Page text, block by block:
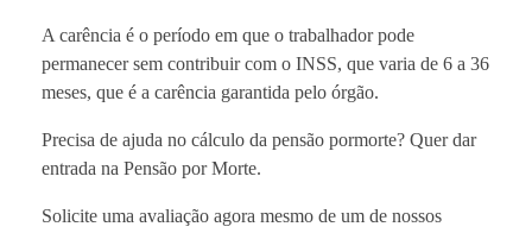
A carência é o período em que o trabalhador pode
permanecer sem contribuir com o INSS, que varia de 6 a 36
meses, que é a carência garantida pelo órgão.
Precisa de ajuda no cálculo da pensão pormorte? Quer dar
entrada na Pensão por Morte.
Solicite uma avaliação agora mesmo de um de nossos